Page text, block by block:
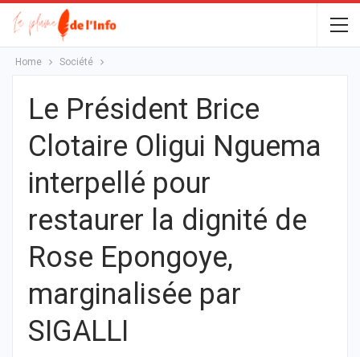
Home Société
Le Président Brice
Clotaire Oligui Nguema
interpellé pour
restaurer la dignité de
Rose Epongoye,
marginalisée par
SIGALLI